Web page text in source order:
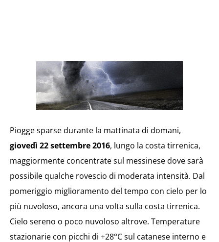
Piogge sparse durante la mattinata di domani,
giovedì 22 settembre 2016, lungo la costa tirrenica,
maggiormente concentrate sul messinese dove sarà
possibile qualche rovescio di moderata intensità. Dal
pomeriggio miglioramento del tempo con cielo per lo
più nuvoloso, ancora una volta sulla costa tirrenica.
Cielo sereno o poco nuvoloso altrove. Temperature
stazionarie con picchi di +28°C sul catanese interno e